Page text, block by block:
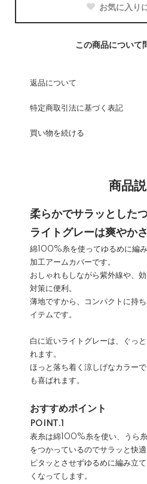
お気に入り
この商品について
返品について
特定商取引法に基づく表記
買い物を続ける
商品
柔らかでサラッとした
ライトグレーは爽やか
綿100%糸を使ってゆるめに編
加工アームカバーです。
おしゃれもしながら紫外線や、
対策に便利。
薄地ですから、コンパクトに持
イテムです。
白に近いライトグレーは、ぐっ
れます。
ほっと落ち着く涼しげなカラー
も喜ばれます。
おすすめポイント
POINT.1
表糸は綿100%糸を使い、うら
をつかっているのでサラッと快適
ピタッとさせずゆるめに編み立
くなってします。